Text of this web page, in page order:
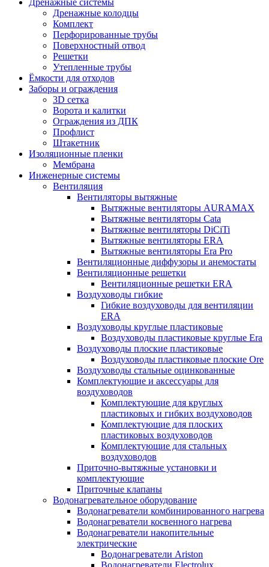
Дренажные системы
Дренажные колодцы
Комплект
Перфорированные трубы
Поверхностный отвод
Решетки
Утепленные трубы
Ёмкости для отходов
Заборы и ограждения
3D сетка
Ворота и калитки
Ограждения из ДПК
Профлист
Штакетник
Изоляционные пленки
Мембрана
Инженерные системы
Вентиляция
Вентиляторы вытяжные
Вытяжные вентиляторы AURAMAX
Вытяжные вентиляторы Cata
Вытяжные вентиляторы DiCiTi
Вытяжные вентиляторы ERA
Вытяжные вентиляторы Era Pro
Вентиляционные диффузоры и анемостаты
Вентиляционные решетки
Вентиляционные решетки ERA
Воздуховоды гибкие
Гибкие воздуховоды для вентиляции
ERA
Воздуховоды круглые пластиковые
Воздуховоды пластиковые круглые Era
Воздуховоды плоские пластиковые
Воздуховоды пластиковые плоские Ore
Воздуховоды стальные оцинкованные
Комплектующие и аксессуары для
воздуховодов
Комплектующие для круглых
пластиковых и гибких воздуховодов
Комплектующие для плоских
пластиковых воздуховодов
Комплектующие для стальных
воздуховодов
Приточно-вытяжные установки и
комплектующие
Приточные клапаны
Водонагревательное оборудование
Водонагреватели комбинированного нагрева
Водонагреватели косвенного нагрева
Водонагреватели накопительные
электрические
Водонагреватели Ariston